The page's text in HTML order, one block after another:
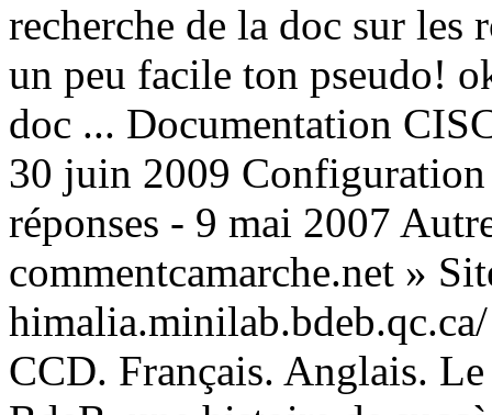
recherche de la doc sur les
un peu facile ton pseudo!
doc ... Documentation
30 juin 2009
réponses - 9 mai 2007
commentcamarche.net »
CCD. Français. Anglais.